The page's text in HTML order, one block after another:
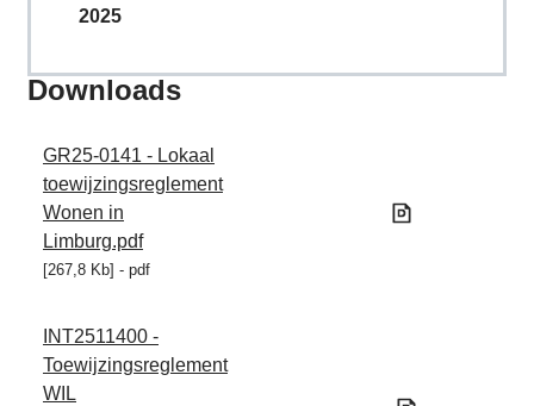
2025
Downloads
GR25-0141 - Lokaal
toewijzingsreglement
Wonen in
Limburg.pdf
267,8 Kb pdf
INT2511400 -
Toewijzingsreglement
WIL